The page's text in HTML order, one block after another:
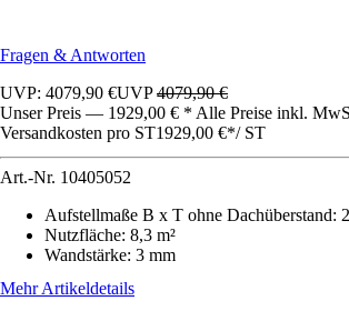
Fragen & Antworten
UVP: 4079,90 €UVP4079,90 €
Unser Preis — 1929,00 € * Alle Preise inkl.
Versandkosten pro ST1929,00 €*/ ST
Art.-Nr. 10405052
Aufstellmaße B x T ohne Dachüberstand:
Nutzfläche: 8,3 m²
Wandstärke: 3 mm
Mehr Artikeldetails